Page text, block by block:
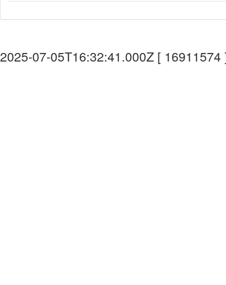
2025-07-05T16:32:41.000Z [ 16911574